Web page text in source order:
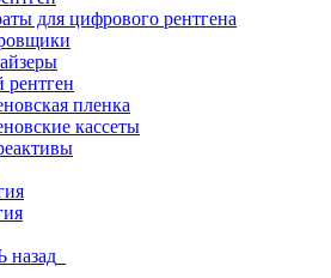
для цифрового рентгена
пленка
кассеты
назад